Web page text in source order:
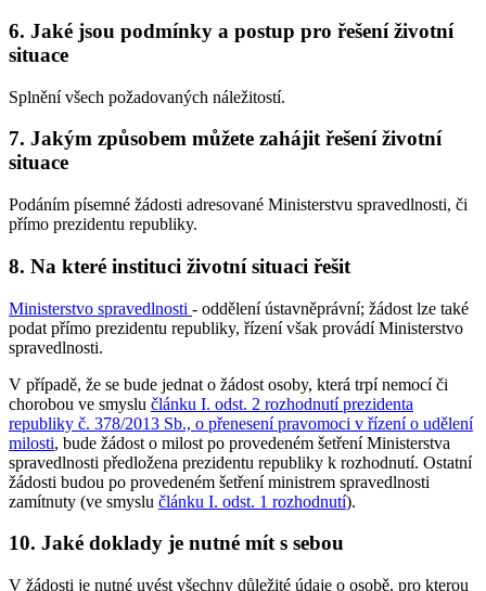
6. Jaké jsou podmínky a postup pro řešení životní
situace
Splnění všech požadovaných náležitostí.
7. Jakým způsobem můžete zahájit řešení životní
situace
Podáním písemné žádosti adresované Ministerstvu spravedlnosti, či
přímo prezidentu republiky.
8. Na které instituci životní situaci řešit
Ministerstvo spravedlnosti - oddělení ústavněprávní; žádost lze také
podat přímo prezidentu republiky, řízení však provádí Ministerstvo
spravedlnosti.
V případě, že se bude jednat o žádost osoby, která trpí nemocí či
chorobou ve smyslu článku I. odst. 2 rozhodnutí prezidenta
republiky č. 378/2013 Sb., o přenesení pravomoci v řízení o udělení
milosti, bude žádost o milost po provedeném šetření Ministerstva
spravedlnosti předložena prezidentu republiky k rozhodnutí. Ostatní
žádosti budou po provedeném šetření ministrem spravedlnosti
zamítnuty (ve smyslu článku I. odst. 1 rozhodnutí).
10. Jaké doklady je nutné mít s sebou
V žádosti je nutné uvést všechny důležité údaje o osobě, pro kterou